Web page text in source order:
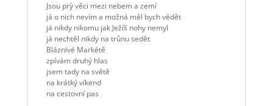
Jsou prý věci mezi nebem a zemí
já o nich nevím a možná měl bych vědět
já nikdy nikomu jak Ježíš nohy nemyl
já nechtěl nikdy na trůnu sedět
Bláznivé Markétě
zpívám druhý hlas
jsem tady na světě
na krátký víkend
na cestovní pas